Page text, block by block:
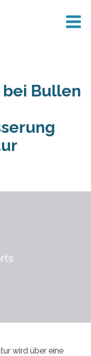
Bullen
wird über eine